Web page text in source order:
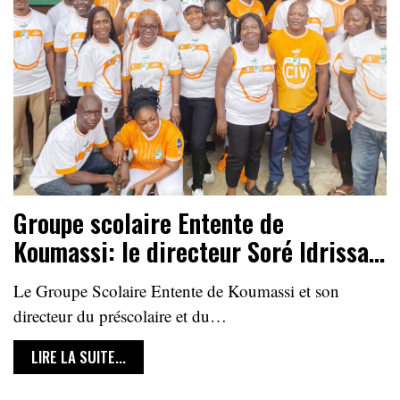
Groupe scolaire Entente de
Koumassi: le directeur Soré Idrissa…
Le Groupe Scolaire Entente de Koumassi et son
directeur du préscolaire et du…
LIRE LA SUITE...